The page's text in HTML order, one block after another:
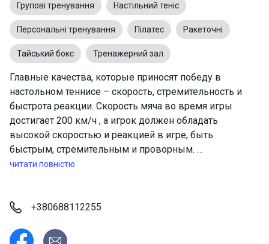
Групові тренування Настільний теніс
Персональні тренування Пілатес Ракеточні
Тайський бокс Тренажерний зал
Главные качества, которые приносят победу в
настольном теннисе – скорость, стремительность и
быстрота реакции. Скорость мяча во время игры
достигает 200 км/ч , а игрок должен обладать
высокой скоростью и реакцией в игре, быть
быстрым, стремительным и проворным.
Именно такие значения у староукраинского слова
Название созвучно с символом Запорожского края,
мастерство игры и маневренность, увеличить
читати повністю
+380688112255